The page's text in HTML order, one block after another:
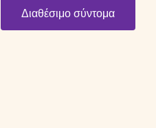
Διαθέσιμο σύντομα